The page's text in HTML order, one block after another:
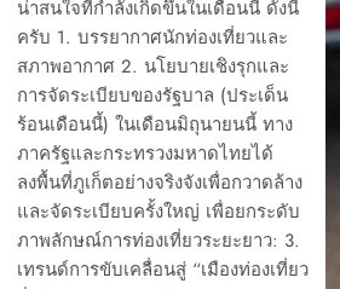
น่าสนใจที่กำลังเกิดขึ้นในเดือนนี้ ดังนี้
ครับ 1. บรรยากาศนักท่องเที่ยวและ
สภาพอากาศ 2. นโยบายเชิงรุกและ
การจัดระเบียบของรัฐบาล (ประเด็น
ร้อนเดือนนี้) ในเดือนมิถุนายนนี้ ทาง
ภาครัฐและกระทรวงมหาดไทยได้
ลงพื้นที่ภูเก็ตอย่างจริงจังเพื่อกวาดล้าง
และจัดระเบียบครั้งใหญ่ เพื่อยกระดับ
ภาพลักษณ์การท่องเที่ยวระยะยาว: 3.
เทรนด์การขับเคลื่อนสู่ “เมืองท่องเที่ยว